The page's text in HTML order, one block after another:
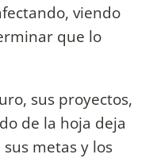
viendo
que lo
sus proyectos,
de la hoja deja
metas y los